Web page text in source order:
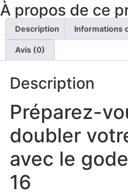
À propos de ce
Description Informations
Avis (0)
Description
Préparez-
doubler
avec le
16